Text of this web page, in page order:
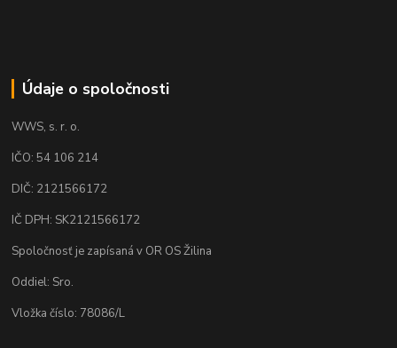
Údaje o spoločnosti
WWS, s. r. o.
IČO: 54 106 214
DIČ: 2121566172
IČ DPH: SK2121566172
Spoločnosť je zapísaná v OR OS Žilina
Oddiel: Sro.
Vložka číslo: 78086/L